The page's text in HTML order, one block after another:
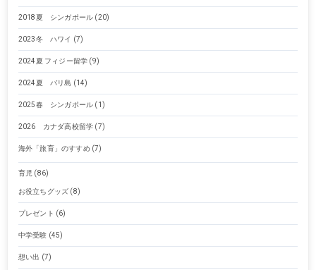
2018夏 シンガポール (20)
2023冬 ハワイ (7)
2024夏 フィジー留学 (9)
2024夏 バリ島 (14)
2025春 シンガポール (1)
2026 カナダ高校留学 (7)
海外「旅育」のすすめ(7)
育児 (86)
お役立ちグッズ (8)
プレゼント (6)
中学受験 (45)
想い出 (7)